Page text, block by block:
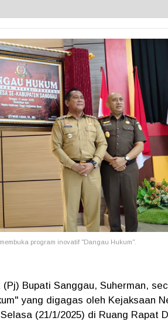
program inovatif "Dangau Hukum".
(Pj) Bupati Sanggau, Suherman,
yang digagas oleh Kejaksaan
(21/1/2025) di Ruang Rapat